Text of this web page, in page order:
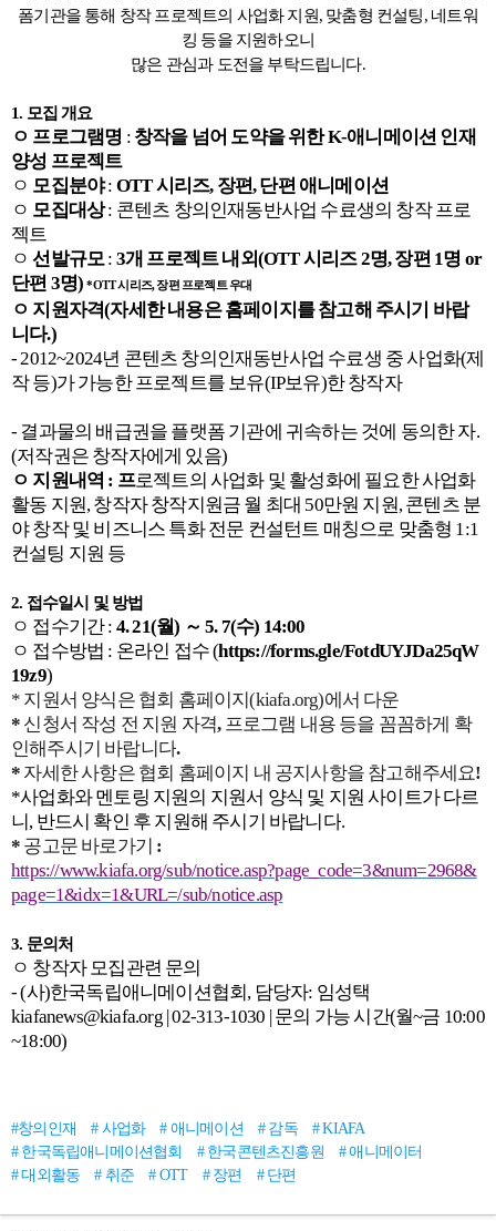
폼기관을 통해 창작 프로젝트의 사업화 지원, 맞춤형 컨설팅, 네트워
킹 등을 지원하오니
많은 관심과 도전을 부탁드립니다.
1. 모집 개요
ㅇ 프로그램명 : 창작을 넘어 도약을 위한K-애니메이션 인재
양성 프로젝트
ㅇ 모집분야: OTT시리즈, 장편,단편 애니메이션
ㅇ 모집대상: 콘텐츠 창의인재동반사업 수료생의 창작 프로
젝트
ㅇ선발규모: 3개 프로젝트 내외(OTT시리즈2명,장편 1명 or
단편 3명)*OTT시리즈,장편 프로젝트 우대
ㅇ 지원자격(자세한 내용은 홈페이지를 참고해 주시기 바랍
니다.)
- 2012~2024년 콘텐츠 창의인재동반사업 수료생 중 사업화(제
작 등)가 가능한 프로젝트를 보유(IP보유)한 창작자
- 결과물의 배급권을 플랫폼 기관에 귀속하는 것에 동의한 자.
(저작권은 창작자에게 있음)
ㅇ 지원내역 : 프로젝트의 사업화 및 활성화에 필요한 사업화
활동 지원,창작자 창작지원금 월 최대 50만원 지원,콘텐츠 분
야 창작 및 비즈니스 특화 전문 컨설턴트 매칭으로 맞춤형 1:1
컨설팅 지원 등
2. 접수일시 및 방법
ㅇ 접수기간: 4. 21(월) ～5. 7(수) 14:00
ㅇ 접수방법 : 온라인 접수(https://forms.gle/FotdUYJDa25qW
19z9)
* 지원서 양식은 협회 홈페이지(kiafa.org)에서 다운
* 신청서 작성 전 지원 자격, 프로그램 내용 등을 꼼꼼하게 확
인해주시기 바랍니다.
* 자세한 사항은 협회 홈페이지 내 공지사항을 참고해주세요!
*사업화와 멘토링 지원의 지원서 양식 및 지원 사이트가 다르
니, 반드시 확인 후 지원해 주시기 바랍니다.
* 공고문 바로가기 :
https://www.kiafa.org/sub/notice.asp?page_code=3&num=2968&
page=1&idx=1&URL=/sub/notice.asp
3. 문의처
ㅇ 창작자 모집관련 문의
- (사)한국독립애니메이션협회, 담당자: 임성택
kiafanews@kiafa.org | 02-313-1030 |문의 가능 시간(월~금 10:00
~18:00)
#창의인재 # 사업화 # 애니메이션 # 감독
# KIAFA
# 한국독립애니메이션협회
# 한국콘텐츠진흥원
# 애니메이터
# 대외활동
# 취준 # OTT # 장편 # 단편